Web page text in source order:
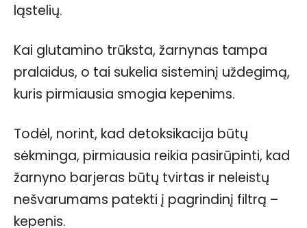
ląstelių.
Kai glutamino trūksta, žarnynas tampa
pralaidus, o tai sukelia sisteminį uždegimą,
kuris pirmiausia smogia kepenims.
Todėl, norint, kad detoksikacija būtų
sėkminga, pirmiausia reikia pasirūpinti, kad
žarnyno barjeras būtų tvirtas ir neleistų
nešvarumams patekti į pagrindinį filtrą –
kepenis.